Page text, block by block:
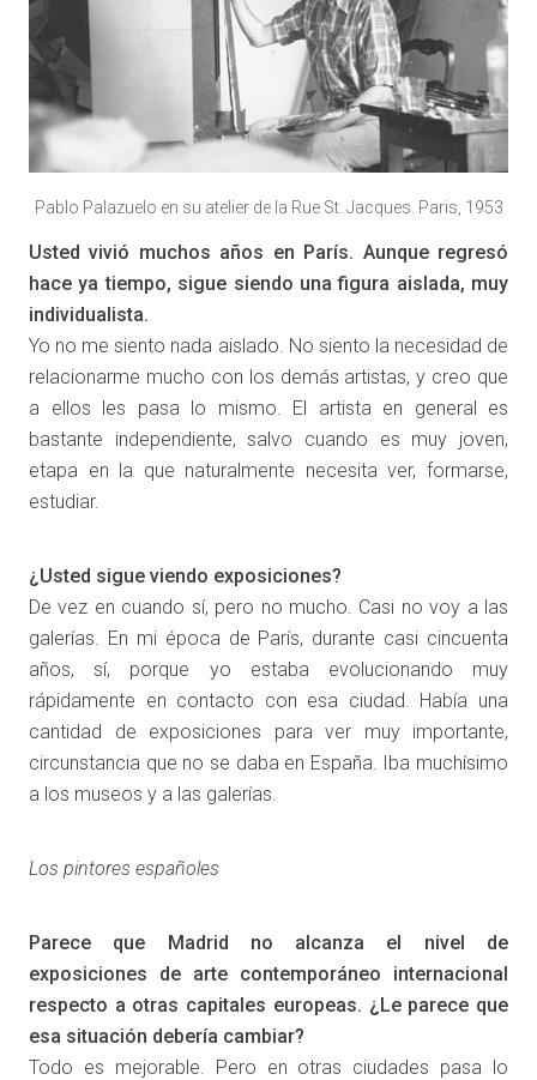
Pablo Palazuelo en su atelier de la Rue St. Jacques. Paris, 1953
Usted vivió muchos años en París. Aunque regresó
hace ya tiempo, sigue siendo una figura aislada, muy
individualista.
Yo no me siento nada aislado. No siento la necesidad de
relacionarme mucho con los demás artistas, y creo que
a ellos les pasa lo mismo. El artista en general es
bastante independiente, salvo cuando es muy joven,
etapa en la que naturalmente necesita ver, formarse,
estudiar.
¿Usted sigue viendo exposiciones?
De vez en cuando sí, pero no mucho. Casi no voy a las
galerías. En mi época de París, durante casi cincuenta
años, sí, porque yo estaba evolucionando muy
rápidamente en contacto con esa ciudad. Había una
cantidad de exposiciones para ver muy importante,
circunstancia que no se daba en España. Iba muchísimo
a los museos y a las galerías.
Los pintores españoles
Parece que Madrid no alcanza el nivel de
exposiciones de arte contemporáneo internacional
respecto a otras capitales europeas. ¿Le parece que
esa situación debería cambiar?
Todo es mejorable. Pero en otras ciudades pasa lo